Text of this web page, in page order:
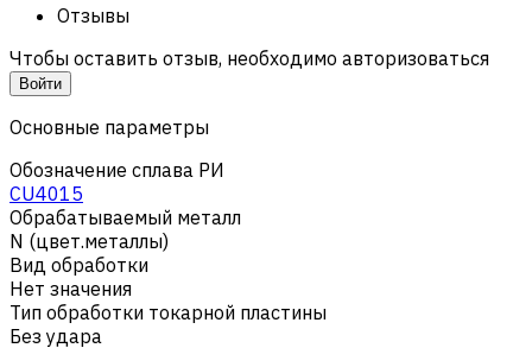
Отзывы
Чтобы оставить отзыв, необходимо авторизоваться
Войти
Основные параметры
Обозначение сплава РИ
CU4015
Обрабатываемый металл
N (цвет.металлы)
Вид обработки
Нет значения
Тип обработки токарной пластины
Без удара